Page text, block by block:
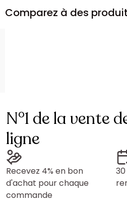
Comparez à des
N°1 de la vente
ligne
Recevez 4% en bon
d'achat pour chaque
commande